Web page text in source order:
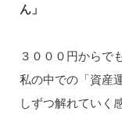
ん」
３０００円からで
私の中での「資産
しずつ解れていく